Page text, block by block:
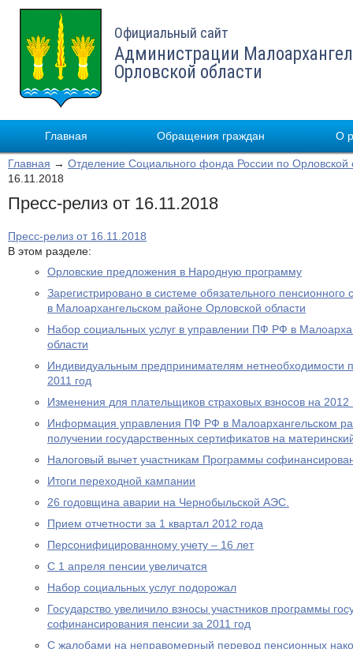
Официальный сайт
Администрации
Орловской области
Главная Обращения граждан О
Главная → Отделение Социального фонда России по Орловской
16.11.2018
Пресс-релиз от 16.11.2018
Пресс-релиз от 16.11.2018
В этом разделе:
Орловские предложения в Народную программу
Зарегистрировано в системе обязательного
в Малоархангельском районе Орловской области
Набор социальных услуг в управлении ПФ РФ в
области
Индивидуальным предпринимателям нетнеобходимости
2011 год
Изменения для плательщиков страховых взносов на 2012
Информация управления ПФ РФ в Малоархангельском
получении государственных сертификатов на
Налоговый вычет участникам Программы
Итоги переходной кампании
26 годовщина аварии на Чернобыльской АЭС.
Прием отчетности за 1 квартал 2012 года
Персонифицированному учету – 16 лет
С 1 апреля пенсии увеличатся
Набор социальных услуг подорожал
Государство увеличило взносы участников программы
софинансирования пенсии за 2011 год
С жалобами на неправомерный перевод пенсионных